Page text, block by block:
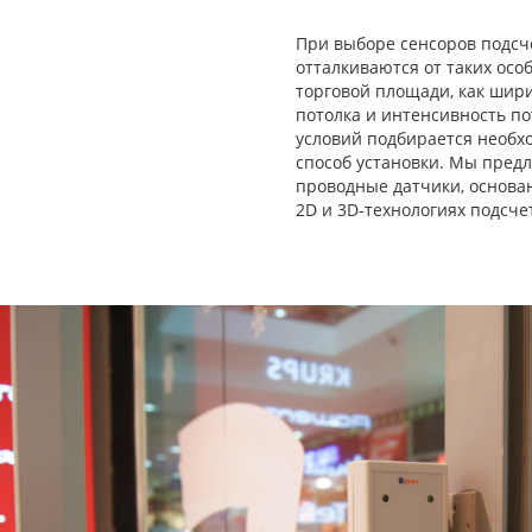
При выборе сенсоров
отталкиваются от таких
торговой площади, как
потолка и интенсивность
условий подбирается
способ установки. Мы
проводные датчики,
2D и 3D-технологиях